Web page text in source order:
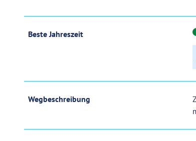
Beste Jahreszeit
Wegbeschreibung